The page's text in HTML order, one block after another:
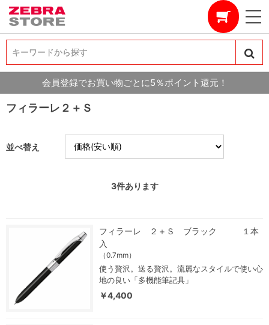
キーワードから探す
キーワードから探す
会員登録でお買い物ごとに5％ポイント還元！
フィラーレ２＋Ｓ
並べ替え
3件あります
フィラーレ ２＋Ｓ ブラック １本
入
（0.7mm）
使う贅沢。送る贅沢。流麗なスタイルで使い心
地の良い「多機能筆記具」
￥4,400